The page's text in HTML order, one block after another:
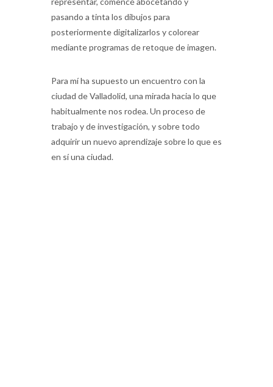
pasando a tinta los dibujos para
posteriormente digitalizarlos y colorear
mediante programas de retoque de imagen.
Para mí ha supuesto un encuentro con la
ciudad de Valladolid, una mirada hacia lo que
habitualmente nos rodea. Un proceso de
trabajo y de investigación, y sobre todo
adquirir un nuevo aprendizaje sobre lo que es
en sí una ciudad.